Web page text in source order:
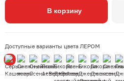
Доступные варианты цвета ЛЕРОМ
В корзину